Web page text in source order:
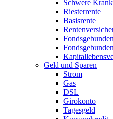
Schwere
Riesterrente
Basisrente
Geld und Sparen
Strom
Gas
DSL
Girokonto
Tagesgeld